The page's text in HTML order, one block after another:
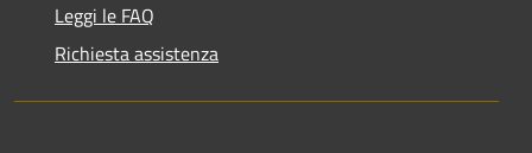
Leggi le FAQ
Richiesta assistenza